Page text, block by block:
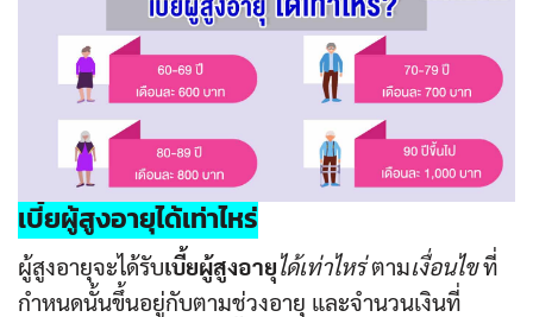
เบี้ยผู้สูงอายุได้เท่าไหร่
ผู้สูงอายุจะได้รับเบี้ยผู้สูงอายุได้เท่าไหร่ตามเงื่อนไขที่
กำหนดนั้นขึ้นอยู่กับตามช่วงอายุ และจำนวนเงินที่